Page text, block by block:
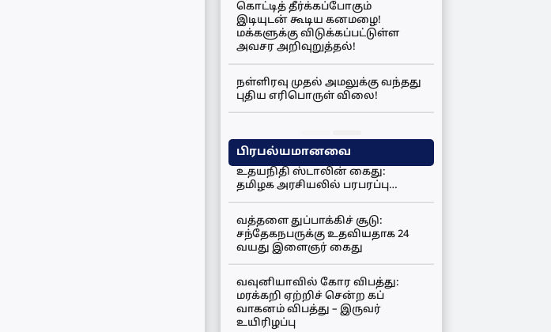
கொட்டித் தீர்க்கப்போகும்
இடியுடன் கூடிய கனமழை!
மக்களுக்கு விடுக்கப்பட்டுள்ள
அவசர அறிவுறுத்தல்!
நள்ளிரவு முதல் அமலுக்கு வந்தது
புதிய எரிபொருள் விலை!
பிரபல்யமானவை
உதயநிதி ஸ்டாலின் கைது:
தமிழக அரசியலில் பரபரப்பு…
வத்தளை துப்பாக்கிச் சூடு:
சந்தேகநபருக்கு உதவியதாக 24
வயது இளைஞர் கைது
வவுனியாவில் கோர விபத்து:
மரக்கறி ஏற்றிச் சென்ற கப்
வாகனம் விபத்து – இருவர்
உயிரிழப்பு